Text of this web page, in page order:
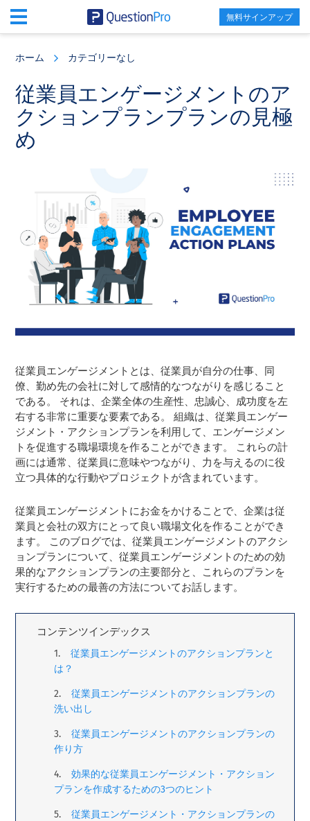
content
sidebar
無料サインアップ
ホーム カテゴリーなし
従業員エンゲージメントのア
クションプランプランの見極
め
従業員エンゲージメントとは、従業員が自分の仕事、同
僚、勤め先の会社に対して感情的なつながりを感じること
である。 それは、企業全体の生産性、忠誠心、成功度を左
右する非常に重要な要素である。 組織は、従業員エンゲー
ジメント・アクションプランを利用して、エンゲージメン
トを促進する職場環境を作ることができます。 これらの計
画には通常、従業員に意味やつながり、力を与えるのに役
立つ具体的な行動やプロジェクトが含まれています。
従業員エンゲージメントにお金をかけることで、企業は従
業員と会社の双方にとって良い職場文化を作ることができ
ます。 このブログでは、従業員エンゲージメントのアクシ
ョンプランについて、従業員エンゲージメントのための効
果的なアクションプランの主要部分と、これらのプランを
実行するための最善の方法についてお話します。
コンテンツインデックス
従業員エンゲージメントのアクションプランと
は？
従業員エンゲージメントのアクションプランの
洗い出し
従業員エンゲージメントのアクションプランの
作り方
効果的な従業員エンゲージメント・アクション
プランを作成するための3つのヒント
従業員エンゲージメント・アクションプランの